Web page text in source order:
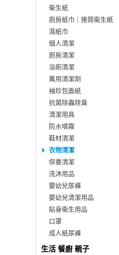
衛生紙
廚房紙巾｜捲筒衛生紙
濕紙巾
個人清潔
廚房清潔
浴廁清潔
萬用清潔劑
袖珍包面紙
抗菌除蟲除臭
清潔用具
防水噴霧
鞋材清潔
衣物清潔
保養清潔
洗沐用品
嬰幼兒尿褲
嬰幼兒清潔用品
貼身衛生用品
口罩
成人紙尿褲
生活 餐廚 親子